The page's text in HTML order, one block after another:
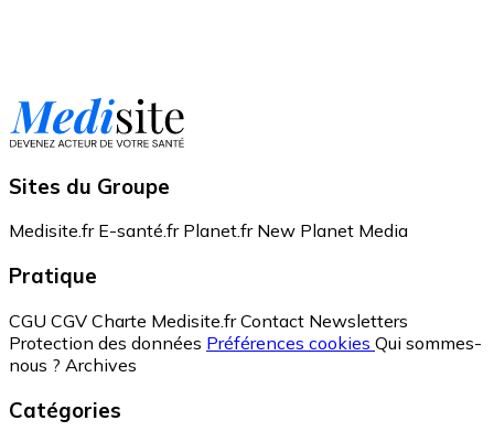
Sites du Groupe
Medisite.fr E-santé.fr Planet.fr New Planet Media
Pratique
CGU CGV Charte Medisite.fr Contact Newsletters
Protection des données Préférences cookies Qui sommes-
nous ? Archives
Catégories